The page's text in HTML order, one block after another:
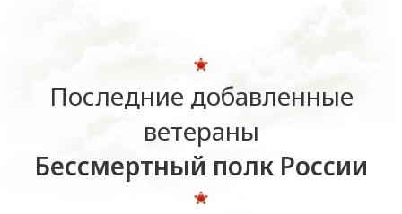
Последние добавленные
ветераны
Бессмертный полк России